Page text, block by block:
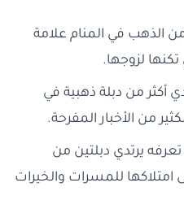
من الذهب في المنام علامة
لزوجها.
أكثر من دبلة ذهبية في
من الأخبار المفرحة.
يرتدي دبلتين من
امتلاكها للمسرات والخيرات